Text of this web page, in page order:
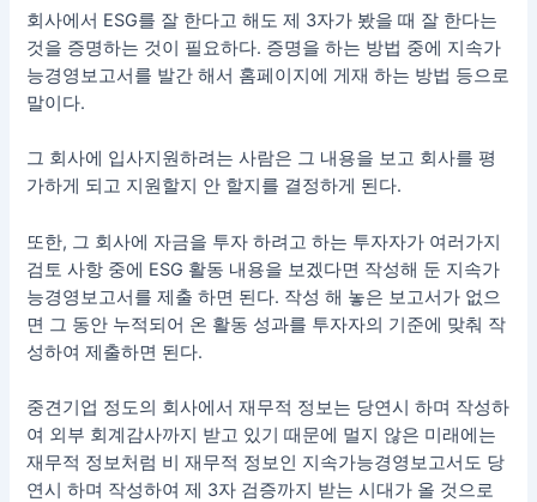
회사에서 ESG를 잘 한다고 해도 제 3자가 봤을 때 잘 한다는
것을 증명하는 것이 필요하다. 증명을 하는 방법 중에 지속가
능경영보고서를 발간 해서 홈페이지에 게재 하는 방법 등으로
말이다.
그 회사에 입사지원하려는 사람은 그 내용을 보고 회사를 평
가하게 되고 지원할지 안 할지를 결정하게 된다.
또한, 그 회사에 자금을 투자 하려고 하는 투자자가 여러가지
검토 사항 중에 ESG 활동 내용을 보겠다면 작성해 둔 지속가
능경영보고서를 제출 하면 된다. 작성 해 놓은 보고서가 없으
면 그 동안 누적되어 온 활동 성과를 투자자의 기준에 맞춰 작
성하여 제출하면 된다.
중견기업 정도의 회사에서 재무적 정보는 당연시 하며 작성하
여 외부 회계감사까지 받고 있기 때문에 멀지 않은 미래에는
재무적 정보처럼 비 재무적 정보인 지속가능경영보고서도 당
연시 하며 작성하여 제 3자 검증까지 받는 시대가 올 것으로